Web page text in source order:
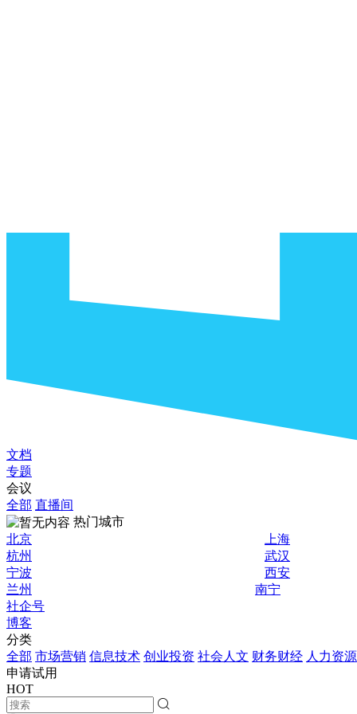
文档
专题
会议
全部 直播间
热门城市
北京
上海
杭州
武汉
宁波
西安
兰州
南宁
社企号
博客
分类
全部 市场营销 信息技术 创业投资 社会人文 财务财经 人力资源
申请试用
HOT